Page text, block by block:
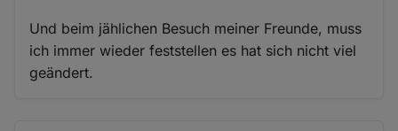
Und beim jählichen Besuch meiner Freunde, muss
ich immer wieder feststellen es hat sich nicht viel
geändert.